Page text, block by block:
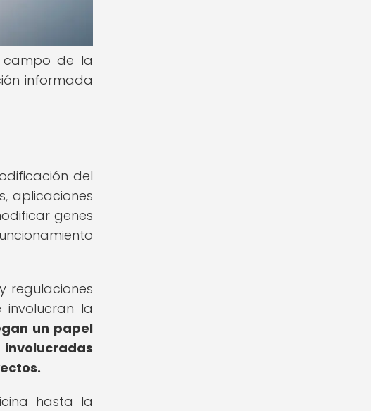
campo de la
informada
del
aplicaciones
genes
regulaciones
la
un papel
hasta la